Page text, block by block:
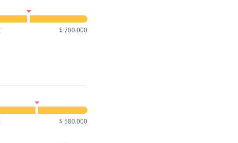
$ 700.000
$ 580.000